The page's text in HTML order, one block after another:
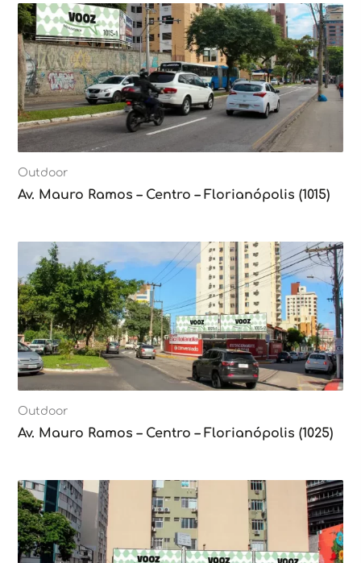
Outdoor
Av. Mauro Ramos – Centro – Florianópolis (1015)
Outdoor
Av. Mauro Ramos – Centro – Florianópolis (1025)